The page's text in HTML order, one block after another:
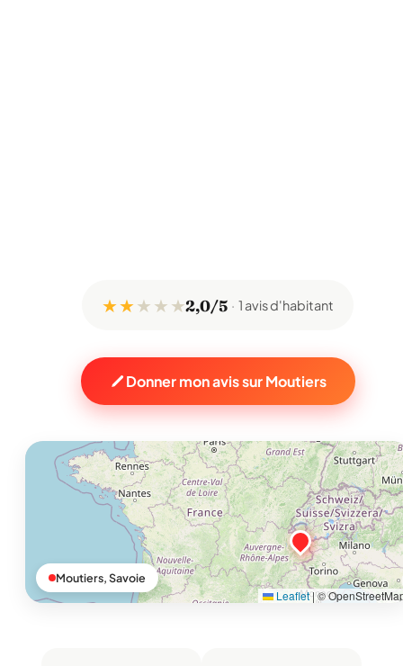
★ ★★ ★ ★2,0/5 1 avis d'habitant
Donner mon avis sur Moutiers
Leaflet|©
Moutiers, Savoie